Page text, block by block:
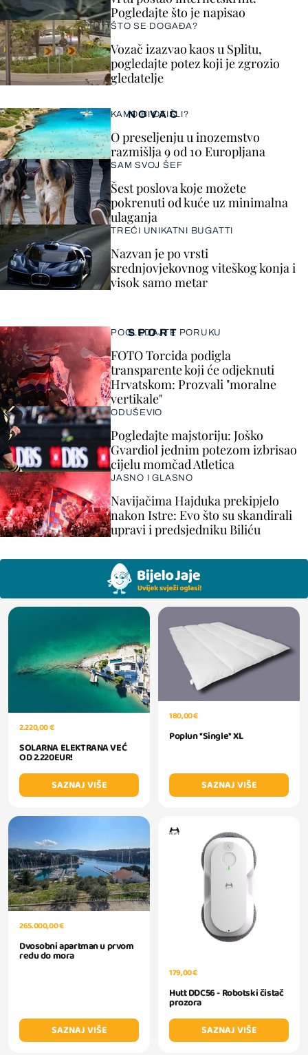
Pogledajte što je napisao
ŠTO SE DOGAĐA?
Vozač izazvao kaos u Splitu,
pogledajte potez koji je zgrozio
gledatelje
SPORT
POGLEDAJTE PORUKU
FOTO Torcida podigla
transparente koji će odjeknuti
Hrvatskom: Prozvali "moralne
vertikale"
ODUŠEVIO
Pogledajte majstoriju: Joško
Gvardiol jednim potezom izbrisao
cijelu momčad Atletica
JASNO I GLASNO
Navijačima Hajduka prekipjelo
nakon Istre: Evo što su skandirali
upravi i predsjedniku Biliću
NOVAC
KAMO BI OTIŠLI?
O preseljenju u inozemstvo
razmišlja 9 od 10 Europljana
SAM SVOJ ŠEF
Šest poslova koje možete
pokrenuti od kuće uz minimalna
ulaganja
TREĆI UNIKATNI BUGATTI
Nazvan je po vrsti
srednjovjekovnog viteškog konja i
visok samo metar
2.220,00 €
SOLARNA ELEKTRANA VEĆ
OD 2.220EUR!
SAZNAJ VIŠE
180,00 €
Poplun *Single* XL
SAZNAJ VIŠE
265.000,00 €
Dvosobni apartman u prvom
redu do mora
SAZNAJ VIŠE
179,00 €
Hutt DDC56 - Robotski čistač
prozora
SAZNAJ VIŠE